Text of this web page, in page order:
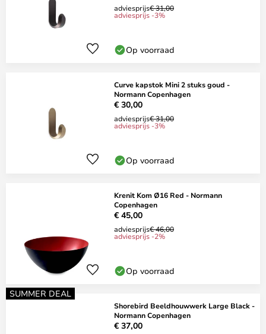
adviesprijs€ 31,00
adviesprijs -3%
Op voorraad
Curve kapstok Mini 2 stuks goud -
Normann Copenhagen
€ 30,00
adviesprijs€ 31,00
adviesprijs -3%
Op voorraad
Krenit Kom Ø16 Red - Normann
Copenhagen
€ 45,00
adviesprijs€ 46,00
adviesprijs -2%
Op voorraad
SUMMER DEAL
Shorebird Beeldhouwwerk Large Black -
Normann Copenhagen
€ 37,00